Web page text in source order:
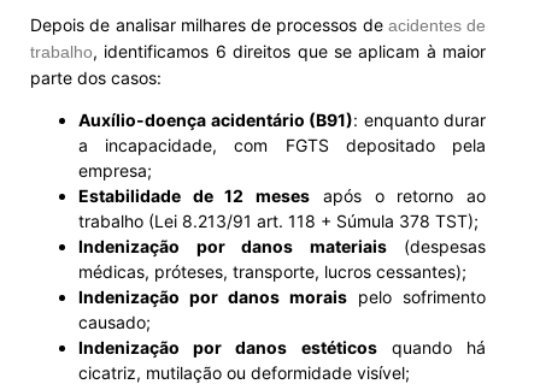
Depois de analisar milhares de processos de acidentes de
trabalho, identificamos 6 direitos que se aplicam à maior
parte dos casos:
Auxílio-doença acidentário (B91): enquanto durar
a incapacidade, com FGTS depositado pela
empresa;
Estabilidade de 12 meses após o retorno ao
trabalho (Lei 8.213/91 art. 118 + Súmula 378 TST);
Indenização por danos materiais(despesas
médicas, próteses, transporte, lucros cessantes);
Indenização por danos morais pelo sofrimento
causado;
Indenização por danos estéticosquando há
cicatriz, mutilação ou deformidade visível;